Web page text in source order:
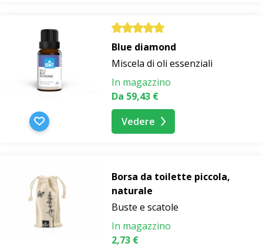
Blue diamond
Miscela di oli essenziali
In magazzino
Da 59,43 €
Vedere
Borsa da toilette piccola,
naturale
Buste e scatole
In magazzino
2,73 €